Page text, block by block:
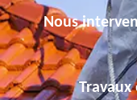
Nous
Travaux